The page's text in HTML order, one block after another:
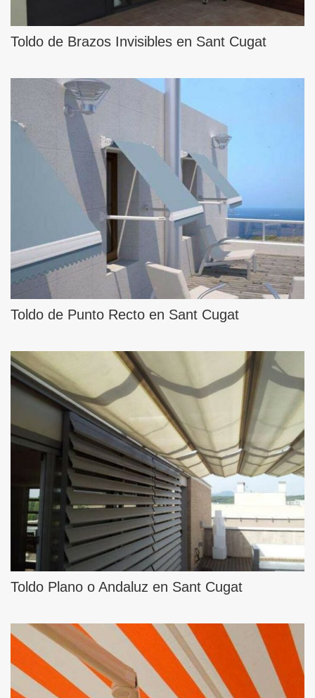
Toldo de Brazos Invisibles en Sant Cugat
Toldo de Punto Recto en Sant Cugat
Toldo Plano o Andaluz en Sant Cugat